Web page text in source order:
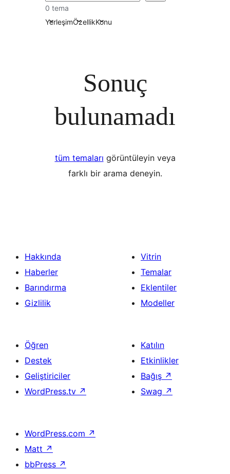
0 tema
YerleşimÖzellikKonu
Sonuç
bulunamadı
tüm temaları görüntüleyin veya
farklı bir arama deneyin.
Hakkında
Haberler
Barındırma
Gizlilik
Vitrin
Temalar
Eklentiler
Modeller
Öğren
Destek
Geliştiriciler
WordPress.tv ↗
Katılın
Etkinlikler
Bağış ↗
Swag ↗
WordPress.com ↗
Matt ↗
bbPress ↗